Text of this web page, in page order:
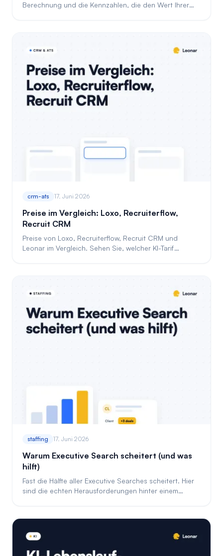
Berechnung und die Kennzahlen, die den Wert Ihrer
crm-ats 17. Juni 2026
Preise im Vergleich: Loxo, Recruiterflow,
Recruit CRM
Preise von Loxo, Recruiterflow, Recruit CRM und
Leonar im Vergleich. Sehen Sie, welcher KI-Tarif
staffing 17. Juni 2026
Warum Executive Search scheitert (und was
hilft)
Fast die Hälfte aller Executive Searches scheitert. Hier
sind die echten Herausforderungen hinter einem